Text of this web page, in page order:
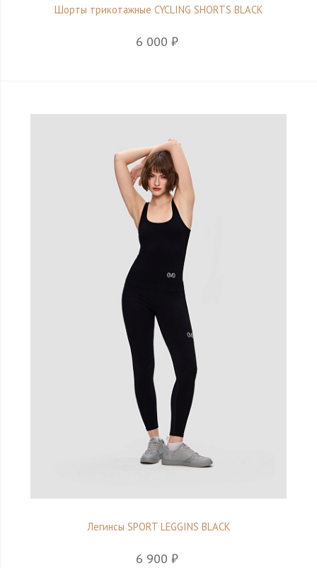
Шорты трикотажные CYCLING SHORTS BLACK
6 000 ₽
Легинсы SPORT LEGGINS BLACK
6 900 ₽